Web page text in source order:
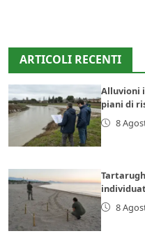
ARTICOLI RECENTI
Alluvioni
piani di
8
8